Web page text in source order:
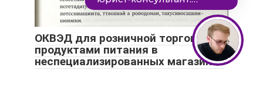
ОКВЭД для розничной торговли
продуктами питания в
неспециализированных магазинах